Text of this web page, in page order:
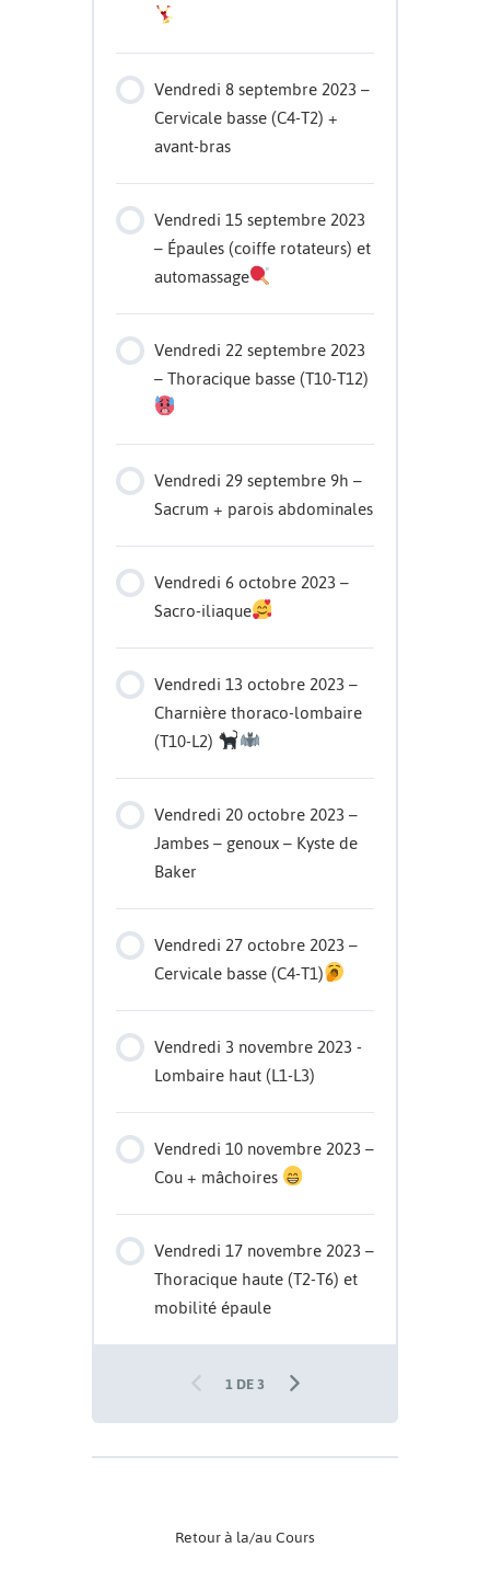
Vendredi 8 septembre 2023 –
Cervicale basse (C4-T2) +
avant-bras
Vendredi 15 septembre 2023
– Épaules (coiffe rotateurs) et
automassage
Vendredi 22 septembre 2023
– Thoracique basse (T10-T12)
Vendredi 29 septembre 9h –
Sacrum + parois abdominales
Vendredi 6 octobre 2023 –
Sacro-iliaque
Vendredi 13 octobre 2023 –
Charnière thoraco-lombaire
(T10-L2)
Vendredi 20 octobre 2023 –
Jambes – genoux – Kyste de
Baker
Vendredi 27 octobre 2023 –
Cervicale basse (C4-T1)
Vendredi 3 novembre 2023 -
Lombaire haut (L1-L3)
Vendredi 10 novembre 2023 –
Cou + mâchoires
Vendredi 17 novembre 2023 –
Thoracique haute (T2-T6) et
mobilité épaule
1 DE 3
Retour à la/au Cours